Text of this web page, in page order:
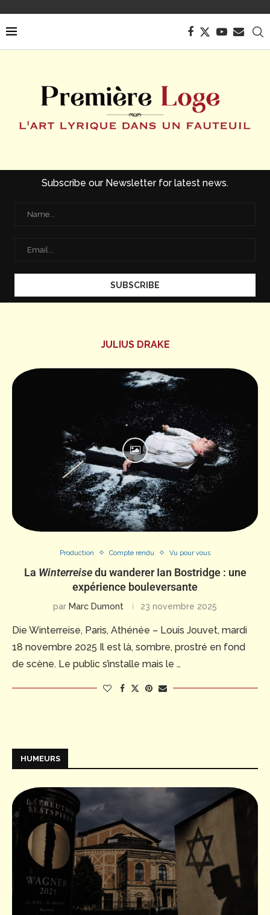
Subscribe our Newsletter for latest news.
JULIUS DRAKE
Production Compte rendu Vu pour vous
La Winterreisedu wanderer Ian Bostridge : une
expérience bouleversante
par Marc Dumont 23 novembre 2025
Die Winterreise, Paris, Athénée – Louis Jouvet, mardi
18 novembre 2025 Il est là, sombre, prostré en fond
de scène. Le public s’installe mais le …
HUMEURS